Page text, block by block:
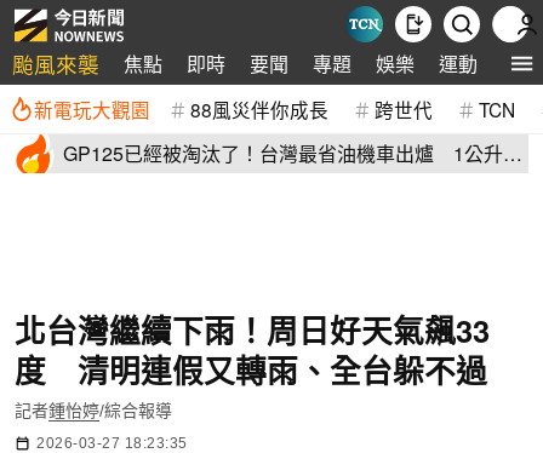
颱風來襲 焦點 即時 要聞 專題 娛樂 運動 全球
新電玩大觀園 88風災伴你成長 跨世代 TCN
GP125已經被淘汰了！台灣最省油機車出爐 1公升油
北台灣繼續下雨！周日好天氣飆33
度 清明連假又轉雨、全台躲不過
記者鍾怡婷/綜合報導
2026-03-27 18:23:35